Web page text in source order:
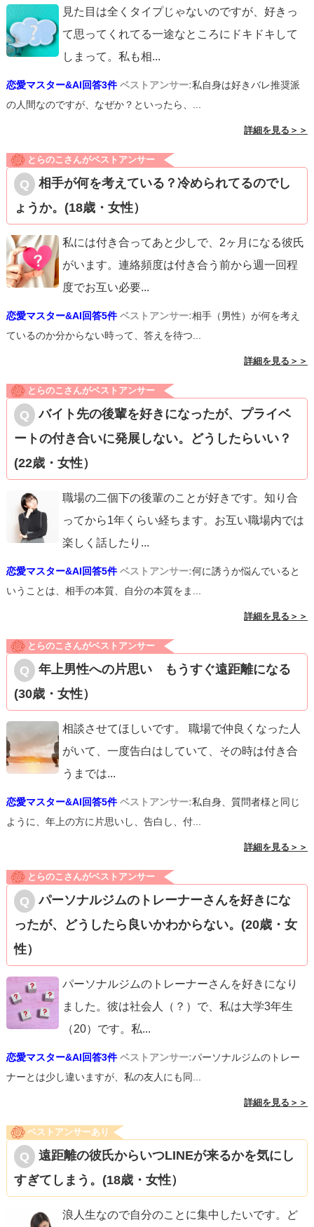
見た目は全くタイプじゃないのですが、好きっ
て思ってくれてる一途なところにドキドキして
しまって。私も相...
恋愛マスター&AI回答3件 ベストアンサー:私自身は好きバレ推奨派
の人間なのですが、なぜか？といったら、...
詳細を見る＞＞
とらのこさんがベストアンサー
相手が何を考えている？冷められてるのでし
ょうか。(18歳・女性）
私には付き合ってあと少しで、2ヶ月になる彼氏
がいます。連絡頻度は付き合う前から週一回程
度でお互い必要...
恋愛マスター&AI回答5件 ベストアンサー:相手（男性）が何を考え
ているのか分からない時って、答えを待つ...
詳細を見る＞＞
とらのこさんがベストアンサー
バイト先の後輩を好きになったが、プライベ
ートの付き合いに発展しない。どうしたらいい？
(22歳・女性）
職場の二個下の後輩のことが好きです。知り合
ってから1年くらい経ちます。お互い職場内では
楽しく話したり ...
恋愛マスター&AI回答5件 ベストアンサー:何に誘うか悩んでいると
いうことは、相手の本質、自分の本質をま...
詳細を見る＞＞
とらのこさんがベストアンサー
年上男性への片思い もうすぐ遠距離になる
(30歳・女性）
相談させてほしいです。 職場で仲良くなった人
がいて、一度告白はしていて、その時は付き合
うまでは...
恋愛マスター&AI回答5件 ベストアンサー:私自身、質問者様と同じ
ように、年上の方に片思いし、告白し、付...
詳細を見る＞＞
とらのこさんがベストアンサー
パーソナルジムのトレーナーさんを好きにな
ったが、どうしたら良いかわからない。(20歳・女
性）
パーソナルジムのトレーナーさんを好きになり
ました。彼は社会人（？）で、私は大学3年生
（20）です。私...
恋愛マスター&AI回答3件 ベストアンサー:パーソナルジムのトレー
ナーとは少し違いますが、私の友人にも同...
詳細を見る＞＞
ベストアンサーあり
遠距離の彼氏からいつLINEが来るかを気にし
すぎてしまう。(18歳・女性）
浪人生なので自分のことに集中したいです。ど